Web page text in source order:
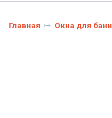
Главная Окна для бани